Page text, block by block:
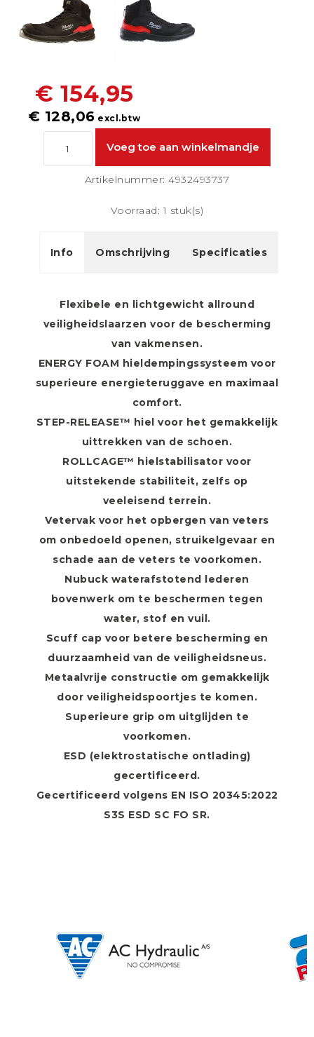
€ 154,95
€ 128,06 excl.btw
Artikelnummer: 4932493737
Voorraad: 1 stuk(s)
Info Omschrijving Specificaties
Flexibele en lichtgewicht allround
veiligheidslaarzen voor de bescherming
van vakmensen.
ENERGY FOAM hieldempingssysteem voor
superieure energieteruggave en maximaal
comfort.
STEP-RELEASE™ hiel voor het gemakkelijk
uittrekken van de schoen.
ROLLCAGE™ hielstabilisator voor
uitstekende stabiliteit, zelfs op
veeleisend terrein.
Vetervak voor het opbergen van veters
om onbedoeld openen, struikelgevaar en
schade aan de veters te voorkomen.
Nubuck waterafstotend lederen
bovenwerk om te beschermen tegen
water, stof en vuil.
Scuff cap voor betere bescherming en
duurzaamheid van de veiligheidsneus.
Metaalvrije constructie om gemakkelijk
door veiligheidspoortjes te komen.
Superieure grip om uitglijden te
voorkomen.
ESD (elektrostatische ontlading)
gecertificeerd.
Gecertificeerd volgens EN ISO 20345:2022
S3S ESD SC FO SR.